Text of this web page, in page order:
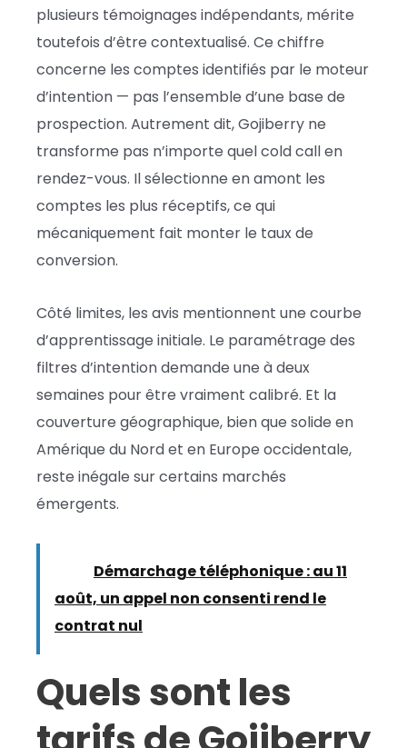
plusieurs témoignages indépendants, mérite
toutefois d’être contextualisé. Ce chiffre
concerne les comptes identifiés par le moteur
d’intention — pas l’ensemble d’une base de
prospection. Autrement dit, Gojiberry ne
transforme pas n’importe quel cold call en
rendez-vous. Il sélectionne en amont les
comptes les plus réceptifs, ce qui
mécaniquement fait monter le taux de
conversion.
Côté limites, les avis mentionnent une courbe
d’apprentissage initiale. Le paramétrage des
filtres d’intention demande une à deux
semaines pour être vraiment calibré. Et la
couverture géographique, bien que solide en
Amérique du Nord et en Europe occidentale,
reste inégale sur certains marchés
émergents.
Démarchage téléphonique : au 11
août, un appel non consenti rend le
contrat nul
Quels sont les